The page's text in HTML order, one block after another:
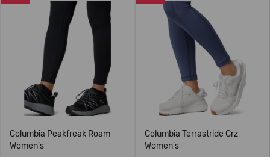
Columbia Peakfreak Roam
Women's
Columbia Terrastride Crz
Women's